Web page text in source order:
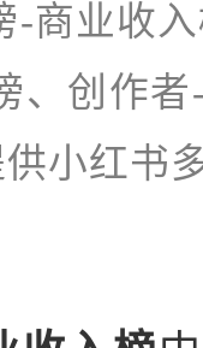
-商业收
、创作
小红书